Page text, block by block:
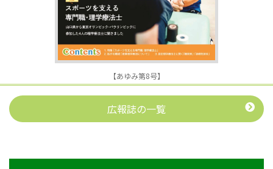
【あゆみ第8号】
広報誌の一覧